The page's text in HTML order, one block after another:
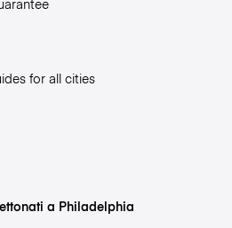
for all cities
a Philadelphia